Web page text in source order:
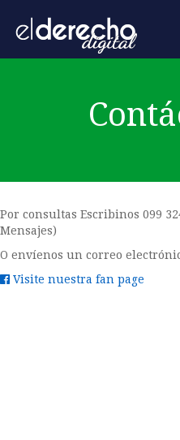
Por consultas Escribinos 099
Mensajes)
O envíenos un correo
Visite nuestra fan page